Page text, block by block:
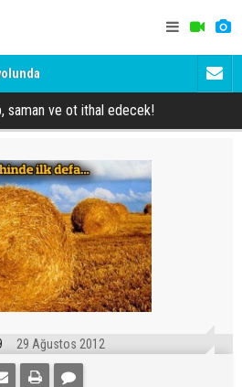
'Bot
saman ve ot ithal edecek!
29 Ağustos 2012